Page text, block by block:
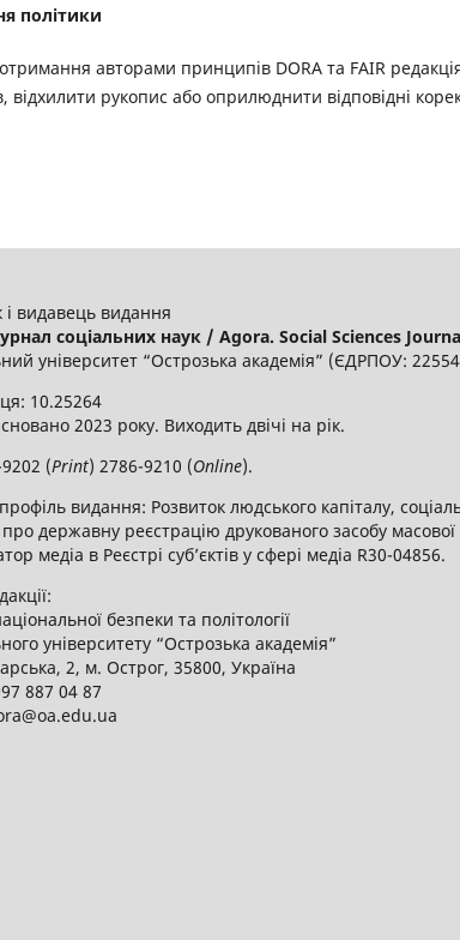
політики
авторами принципів DORA та FAIR
відхилити рукопис або оприлюднити відповідні
і видавець видання
соціальних наук / Agora. Social Sciences
університет “Острозька академія” (ЄДРПОУ:
10.25264
2023 року. Виходить двічі на рік.
(Print) 2786-9210 (Online).
видання: Розвиток людського капіталу,
про державну реєстрацію друкованого засобу
медіа в Реєстрі суб’єктів у сфері медіа R30-04856.
безпеки та політології
університету “Острозька академія”
2, м. Острог, 35800, Україна
887 04 87